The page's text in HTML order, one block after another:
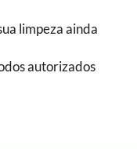
limpeza ainda
autorizados